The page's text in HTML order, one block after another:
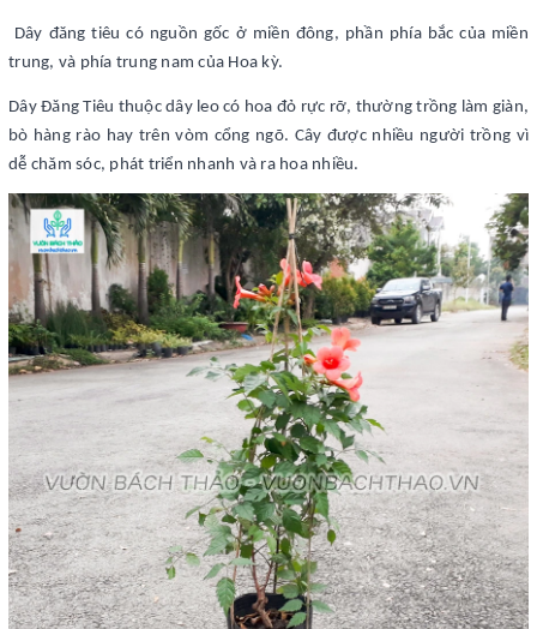
Dây đăng tiêu có nguồn gốc ở miền đông, phần phía bắc của miền
trung, và phía trung nam của Hoa kỳ.
Dây Đăng Tiêu thuộc dây leo có hoa đỏ rực rỡ, thường trồng làm giàn,
bò hàng rào hay trên vòm cổng ngõ. Cây được nhiều người trồng vì
dễ chăm sóc, phát triển nhanh và ra hoa nhiều.